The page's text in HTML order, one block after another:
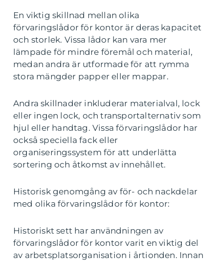
En viktig skillnad mellan olika
förvaringslådor för kontor är deras kapacitet
och storlek. Vissa lådor kan vara mer
lämpade för mindre föremål och material,
medan andra är utformade för att rymma
stora mängder papper eller mappar.
Andra skillnader inkluderar materialval, lock
eller ingen lock, och transportalternativ som
hjul eller handtag. Vissa förvaringslådor har
också speciella fack eller
organiseringssystem för att underlätta
sortering och åtkomst av innehållet.
Historisk genomgång av för- och nackdelar
med olika förvaringslådor för kontor:
Historiskt sett har användningen av
förvaringslådor för kontor varit en viktig del
av arbetsplatsorganisation i årtionden. Innan